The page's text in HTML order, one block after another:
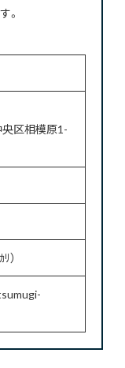
。
区相模原1-
）